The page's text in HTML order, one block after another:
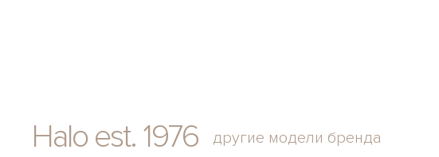
Halo est. 1976 другие модели бренда